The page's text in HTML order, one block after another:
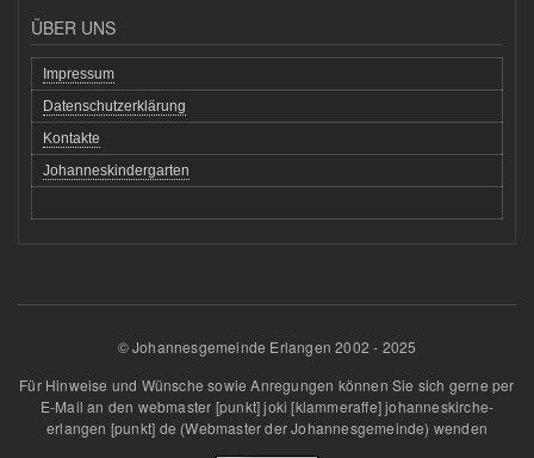
ÜBER UNS
Impressum
Datenschutzerklärung
Kontakte
Johanneskindergarten
© Johannesgemeinde Erlangen 2002 - 2025
Für Hinweise und Wünsche sowie Anregungen können Sie sich gerne per
E-Mail an den webmaster [punkt]joki [klammeraffe]johanneskirche-
erlangen [punkt] de (Webmaster der Johannesgemeinde) wenden